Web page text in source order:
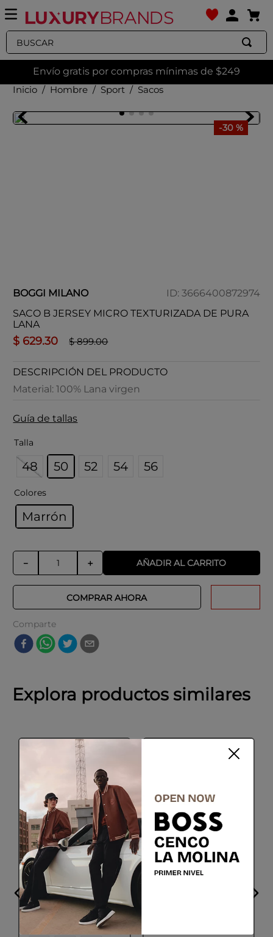
Buscar
Envío gratis por compras mínimas de $249
Hombre
Sport Sacos
-30 %
BOGGI MILANO ID: 3666400872974
SACO B JERSEY MICRO TEXTURIZADA DE PURA
LANA
$ 629.30 $ 899.00
DESCRIPCIÓN DEL PRODUCTO
Material: 100% Lana virgen
Guía de tallas
Talla
48 50 52 54 56
Colores
Marrón
＋
－ AÑADIR AL CARRITO
COMPRAR AHORA
Comparte
Explora productos similares
HUGO
Saco slim fit con logo
en el cierre
Talla
50
HUGO
Abrigo largo regular